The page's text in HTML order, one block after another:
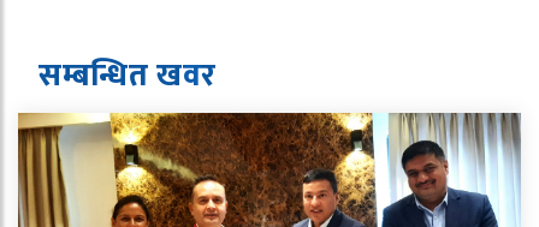
सम्बन्धित खवर